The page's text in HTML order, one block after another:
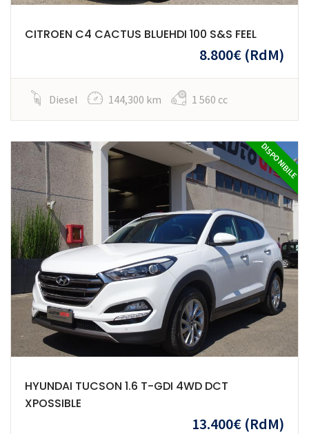
CITROEN C4 CACTUS BLUEHDI 100 S&S FEEL
8.800€ (RdM)
Diesel 144,300 km 1 560 cc
DISPONIBILE
HYUNDAI TUCSON 1.6 T-GDI 4WD DCT
XPOSSIBLE
13.400€ (RdM)